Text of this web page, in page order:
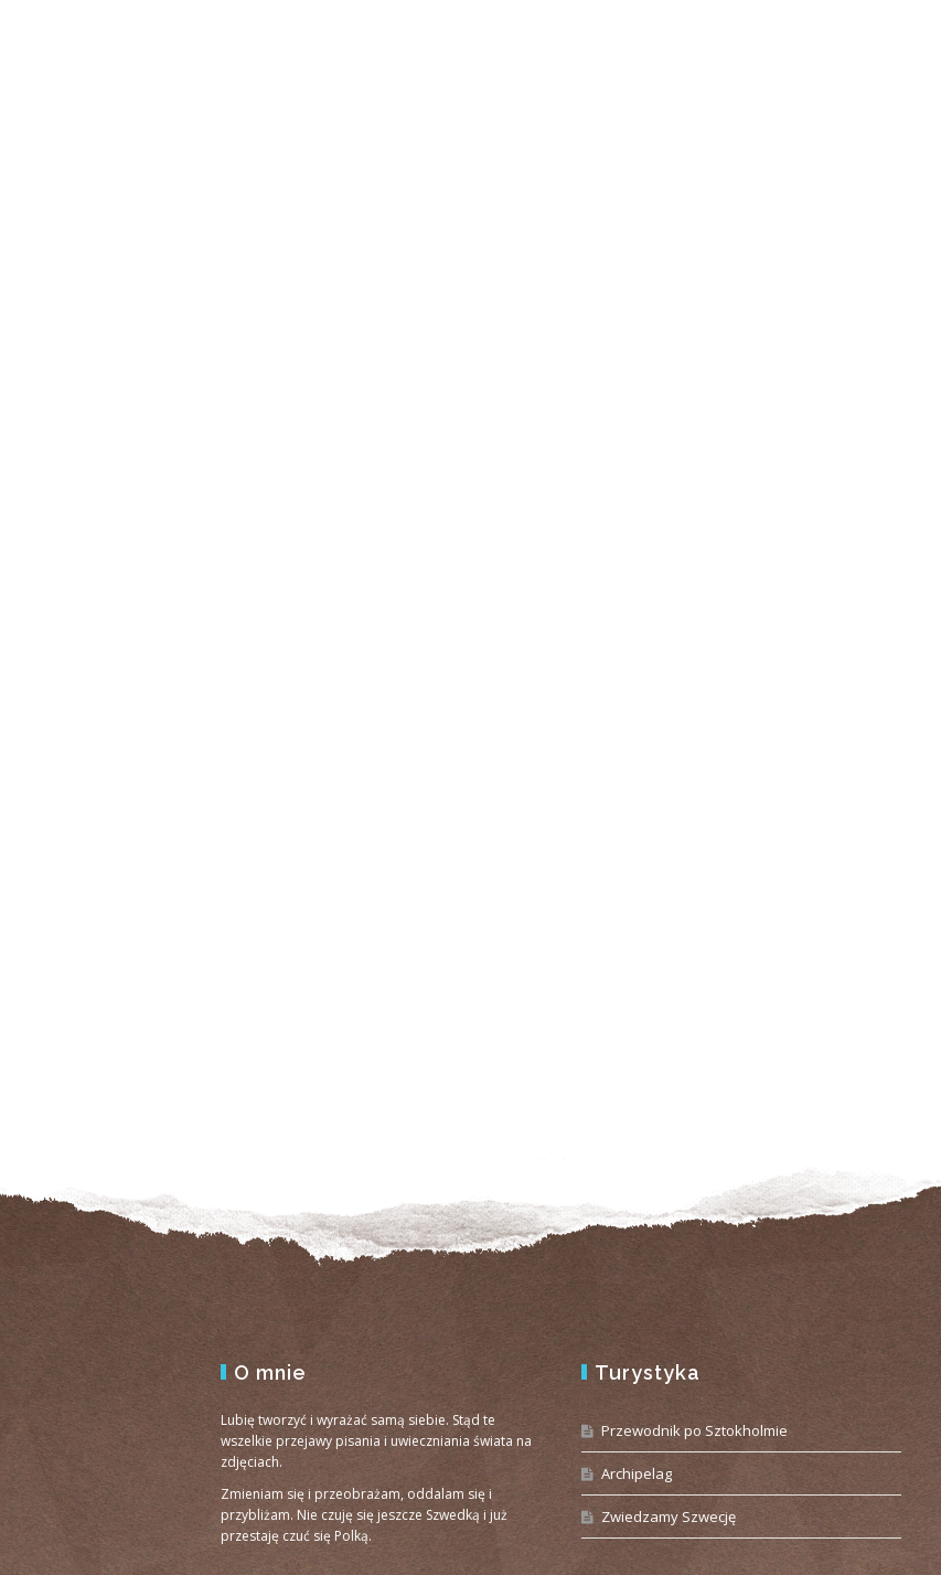
O mnie
Lubię tworzyć i wyrażać samą siebie. Stąd te
wszelkie przejawy pisania i uwieczniania świata na
zdjęciach.
Zmieniam się i przeobrażam, oddalam się i
przybliżam. Nie czuję się jeszcze Szwedką i już
przestaję czuć się Polką.
Turystyka
Przewodnik po Sztokholmie
Archipelag
Zwiedzamy Szwecję